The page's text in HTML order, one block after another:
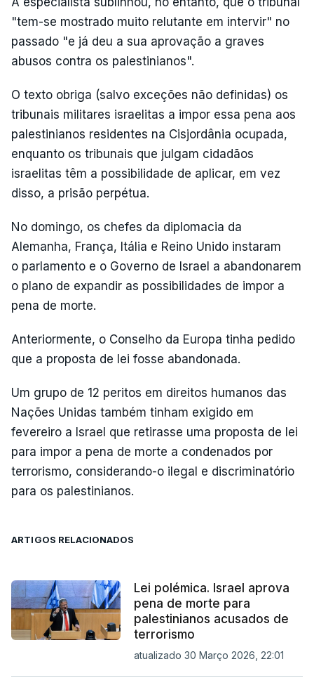
"tem-se mostrado muito relutante em intervir" no
passado "e já deu a sua aprovação a graves
abusos contra os palestinianos".
O texto obriga (salvo exceções não definidas) os
tribunais militares israelitas a impor essa pena aos
palestinianos residentes na Cisjordânia ocupada,
enquanto os tribunais que julgam cidadãos
israelitas têm a possibilidade de aplicar, em vez
disso, a prisão perpétua.
No domingo, os chefes da diplomacia da
Alemanha, França, Itália e Reino Unido instaram
o parlamento e o Governo de Israel a abandonarem
o plano de expandir as possibilidades de impor a
pena de morte.
Anteriormente, o Conselho da Europa tinha pedido
que a proposta de lei fosse abandonada.
Um grupo de 12 peritos em direitos humanos das
Nações Unidas também tinham exigido em
fevereiro a Israel que retirasse uma proposta de lei
para impor a pena de morte a condenados por
terrorismo, considerando-o ilegal e discriminatório
para os palestinianos.
ARTIGOS RELACIONADOS
Lei polémica. Israel aprova
pena de morte para
palestinianos acusados de
terrorismo
atualizado 30 Março 2026, 22:01